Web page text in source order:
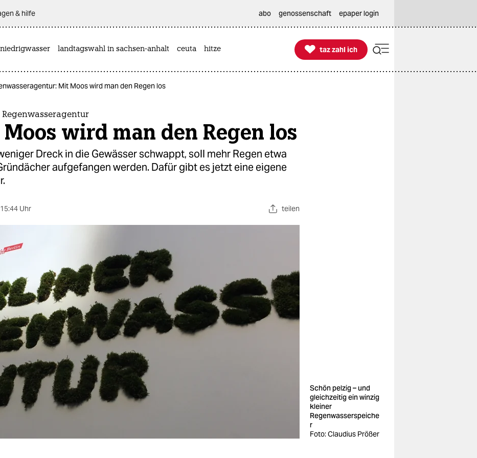
& hilfe abo genossenschaft epaper login
niedrigwasser landtagswahl in sachsen-anhalt ceuta hitze 
taz zahl ich
taz zahl ich
Mit Moos wird man den Regen los
wird man den Regen los
Dreck in die Gewässer schwappt, soll mehr Regen etwa
aufgefangen werden. Dafür gibt es jetzt eine eigene
15:44 Uhr teilen
Schön pelzig – und
gleichzeitig ein winzig
kleiner
Regenwasserspeiche
r
Foto: Claudius Prößer